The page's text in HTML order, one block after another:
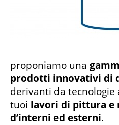
proponiamo una
prodotti innovativi di
derivanti da tecnologie
tuoi lavori di pittura
d’interni ed esterni.